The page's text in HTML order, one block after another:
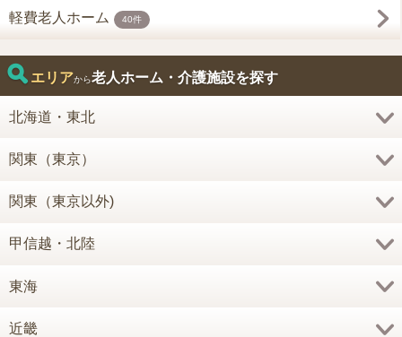
軽費老人ホーム 40件
エリアから老人ホーム・介護施設を探す
北海道・東北
関東（東京）
関東（東京以外)
甲信越・北陸
東海
近畿